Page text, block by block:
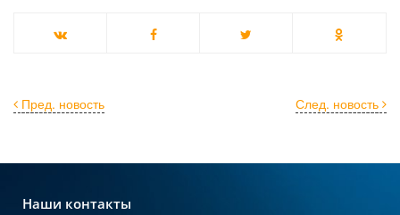
След. новость
Пред. новость
Наши контакты